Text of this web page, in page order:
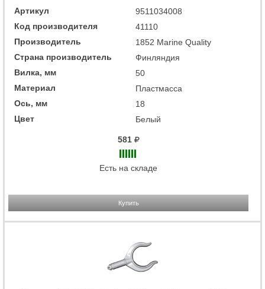
Артикул
9511034008
Код производителя
41110
Производитель
1852 Marine Quality
Страна производитель
Финляндия
Вилка, мм
50
Материал
Пластмасса
Ось, мм
18
Цвет
Белый
581
Есть на складе
Купить